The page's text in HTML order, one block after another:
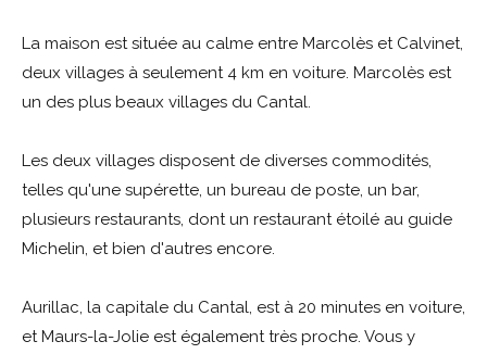
La maison est située au calme entre Marcolès et Calvinet,
deux villages à seulement 4 km en voiture. Marcolès est
un des plus beaux villages du Cantal.
Les deux villages disposent de diverses commodités,
telles qu'une supérette, un bureau de poste, un bar,
plusieurs restaurants, dont un restaurant étoilé au guide
Michelin, et bien d'autres encore.
Aurillac, la capitale du Cantal, est à 20 minutes en voiture,
et Maurs-la-Jolie est également très proche. Vous y